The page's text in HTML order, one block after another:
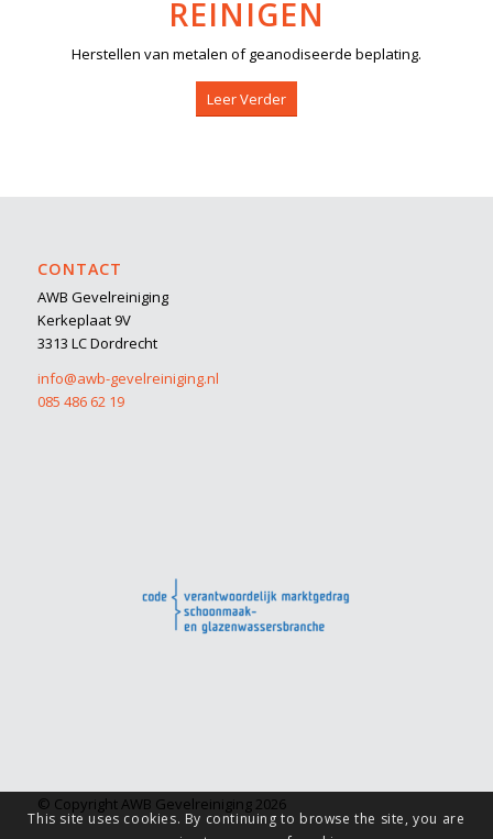
REINIGEN
Herstellen van metalen of geanodiseerde beplating.
Leer Verder
CONTACT
AWB Gevelreiniging
Kerkeplaat 9V
3313 LC Dordrecht
info@awb-gevelreiniging.nl
085 486 62 19
© Copyright AWB Gevelreiniging 2026
This site uses cookies. By continuing to browse the site, you are